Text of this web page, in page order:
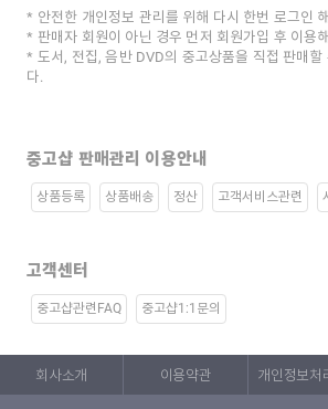
안전한 개인정보 관리를 위해 다시 한번 로그인
판매자 회원이 아닌 경우 먼저 회원가입 후 이용
도서, 전집, 음반 DVD의 중고상품을 직접 판매할
다.
중고샵 판매관리 이용안내
상품등록 상품배송 정산 고객서비스관련
고객센터
중고샵관련FAQ 중고샵1:1문의
회사소개 이용약관 개인정보처